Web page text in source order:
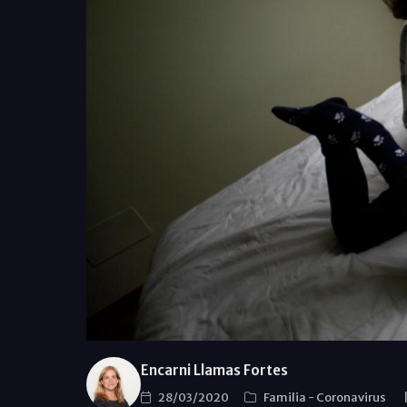
Encarni Llamas Fortes
28/03/2020 Familia - Coronavirus